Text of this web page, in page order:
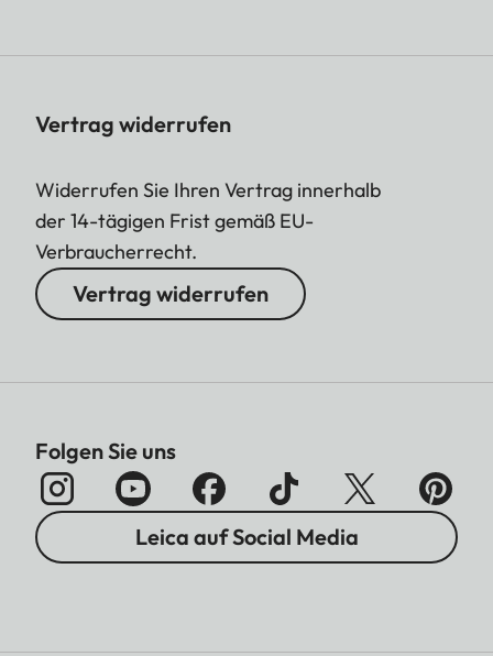
Vertrag widerrufen
Widerrufen Sie Ihren Vertrag innerhalb
der 14-tägigen Frist gemäß EU-
Verbraucherrecht.
Vertrag widerrufen
Folgen Sie uns
Leica auf Social Media